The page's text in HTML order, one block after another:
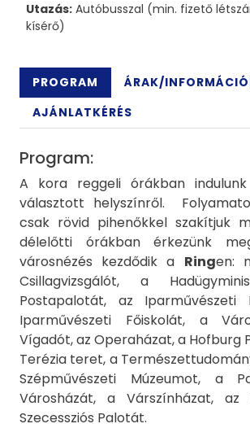
Utazás: Autóbusszal (min. fizető
kísérő)
PROGRAM
ÁRAK/
AJÁNLATKÉRÉS
Program:
A kora reggeli órákban indulunk
választott helyszínről.
csak rövid pihenőkkel szakítjuk
délelőtti órákban érkezünk
városnézés kezdődik a Ringen:
Csillagvizsgálót, a
Postapalotát, az Iparművészeti
Iparművészeti Főiskolát, a
Vígadót, az Operaházat, a Hofburg
Terézia teret, a
Szépművészeti Múzeumot, a
Városházát, a Várszínházat, az
Szecessziós Palotát.